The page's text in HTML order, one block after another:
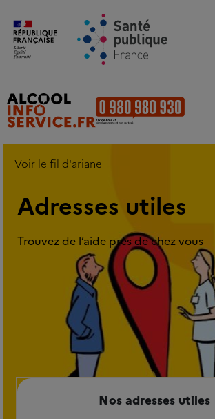
Aller au contenu principal
Voir le fil d'ariane
Adresses utiles
Trouvez de l’aide près de chez vous
Nos adresses utiles